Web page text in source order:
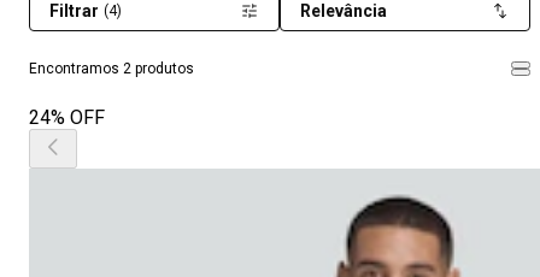
Encontramos 2 produtos
Filtrar (4) Relevância
24% OFF